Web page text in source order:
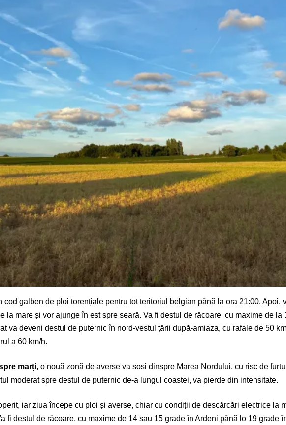
cod galben de ploi torențiale pentru tot teritoriul belgian până la ora 21:00.
la mare și vor ajunge în est spre seară. Va fi destul de răcoare, cu maxime de
va deveni destul de puternic în nord-vestul țării după-amiaza, cu rafale de 50
a 60 km/h.
marți, o nouă zonă de averse va sosi dinspre Marea Nordului, cu risc de
moderat spre destul de puternic de-a lungul coastei, va pierde din intensitate.
iar ziua începe cu ploi și averse, chiar cu condiții de descărcări electrice la
fi destul de răcoare, cu maxime de 14 sau 15 grade în Ardeni până lo 19 grade